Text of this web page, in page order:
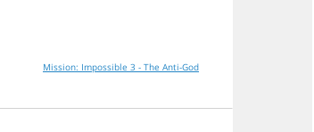
Mission: Impossible 3 - The Anti-God